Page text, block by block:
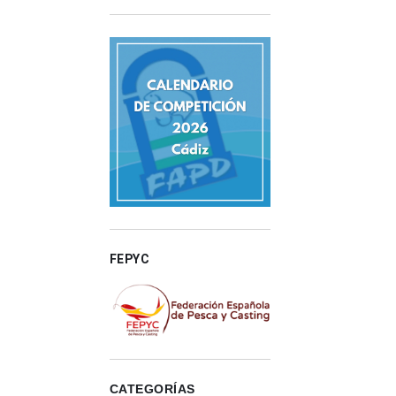
FEPYC
CATEGORÍAS